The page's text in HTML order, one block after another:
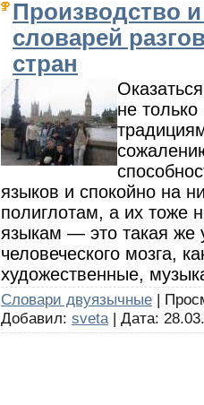
Производство
словарей
стран
не
языков и спокойно на
полиглотам, а их тоже
языкам — это такая же
человеческого мозга,
художественные,
Словари двуязычные |
Добавил: sveta | Дата: